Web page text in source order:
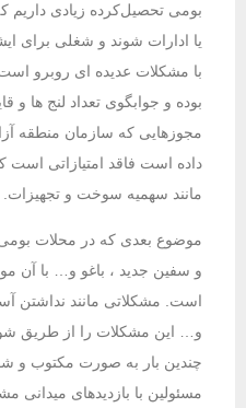
بومی تحصیل‌کرده زیادی داریم
یا ادارات شوند و شغلی برای
با مشکلات عدیده ای روبرو
بوده و جوابگوی تعداد لنج ها
مجوزهایی که سازمان منطقه
داده است فاقد امتیازاتی است
مانند سهمیه سوخت و تجهیزات.
موضوع بعدی که در محلات
و سفین جدید ، باغو و… با آن
است. مشکلاتی مانند نداشتن
و… این مشکلات را از طریق
چندین بار به صورت مکتوب
مسئولین با بازدیدهای میدانی